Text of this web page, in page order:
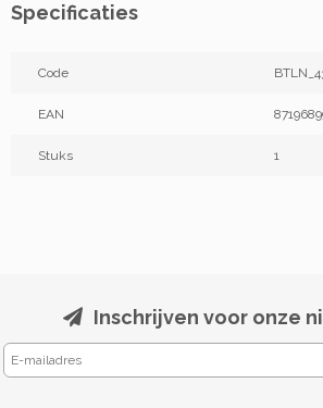
Specificaties
Code
EAN
Stuks 1
Inschrijven voor onze